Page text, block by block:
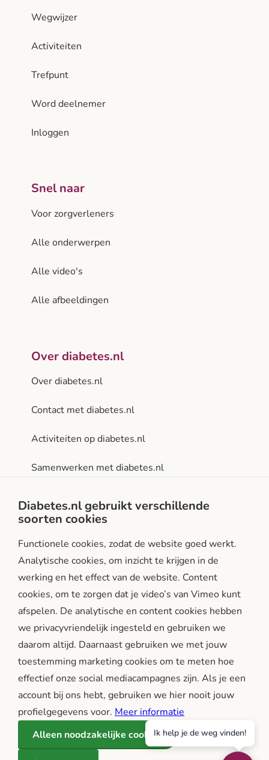
Wegwijzer
Activiteiten
Trefpunt
Word deelnemer
Inloggen
Snel naar
Voor zorgverleners
Alle onderwerpen
Alle video's
Alle afbeeldingen
Over diabetes.nl
Over diabetes.nl
Contact met diabetes.nl
Activiteiten op diabetes.nl
Samenwerken met diabetes.nl
diabetes.nl is een initiatief van:
Betrouwbare en onafhankelijke informatie over diabetes, in
Diabetes.nl gebruikt verschillende
soorten cookies
Functionele cookies, zodat de website goed werkt.
Analytische cookies, om inzicht te krijgen in de
werking en het effect van de website. Content
cookies, om te zorgen dat je video’s van Vimeo kunt
afspelen. De analytische en content cookies hebben
we privacyvriendelijk ingesteld en gebruiken we
daarom altijd. Daarnaast gebruiken we met jouw
toestemming marketing cookies om te meten hoe
effectief onze social mediacampagnes zijn. Als je een
account bij ons hebt, gebruiken we hier nooit jouw
profielgegevens voor. Meer informatie
Alleen noodzakelijke cookiesIk help je de weg vinden!